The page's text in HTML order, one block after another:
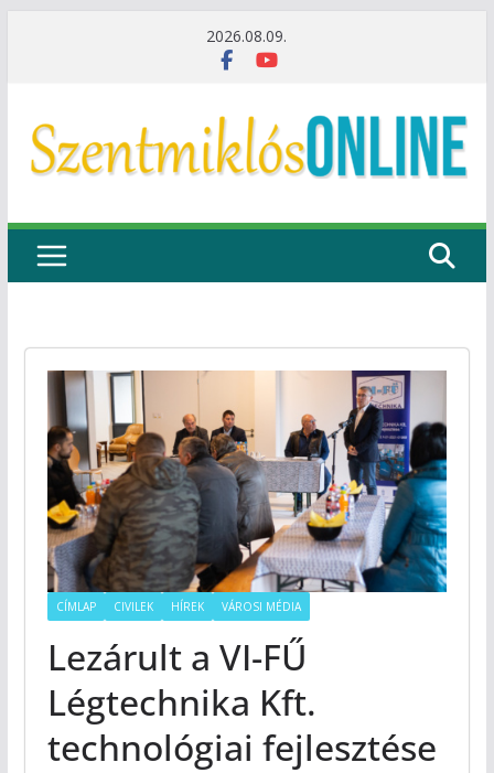
2026.08.09.
CÍMLAP CIVILEK HÍREK VÁROSI MÉDIA
Lezárult a VI-FŰ
Légtechnika Kft.
technológiai fejlesztése